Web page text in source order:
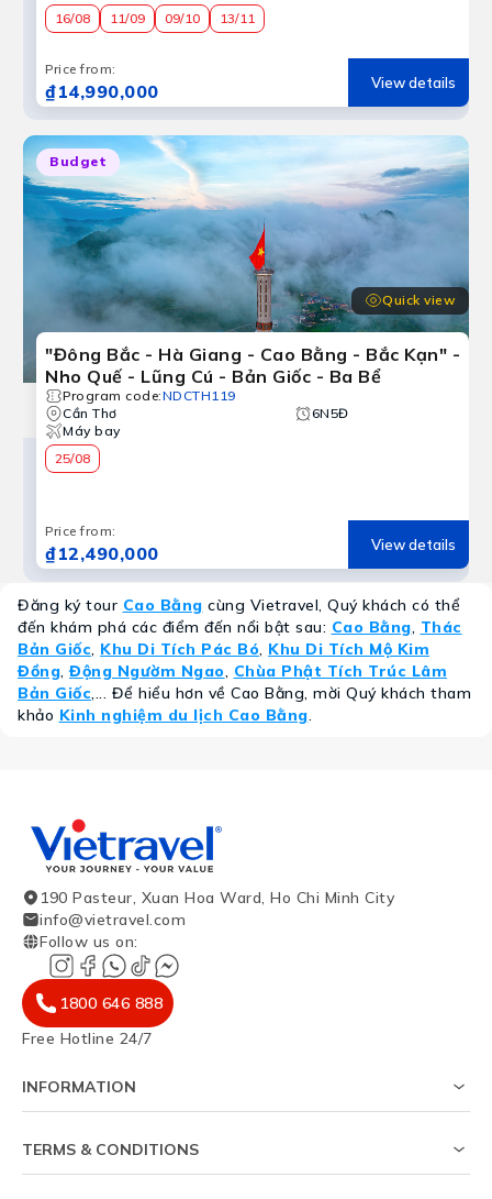
16/08
11/09 09/10 13/11
Price from:
₫14,990,000 View details
Budget
Quick view
"Đông Bắc - Hà Giang - Cao Bằng - Bắc Kạn" -
Nho Quế - Lũng Cú - Bản Giốc - Ba Bể
Program code:NDCTH119
Cần Thơ
6N5Đ
Máy bay
25/08
Price from:
₫12,490,000 View details
Đăng ký tour Cao Bằng cùng Vietravel, Quý khách có thể
đến khám phá các điểm đến nổi bật sau: Cao Bằng, Thác
Bản Giốc, Khu Di Tích Pác Bó, Khu Di Tích Mộ Kim
Đồng,Động Ngườm Ngao, Chùa Phật Tích Trúc Lâm
Bản Giốc,... Để hiểu hơn về Cao Bằng, mời Quý khách tham
khảo Kinh nghiệm du lịch Cao Bằng.
190 Pasteur, Xuan Hoa Ward, Ho Chi Minh City
info@vietravel.com
Follow us on:
1800 646 888
Free Hotline 24/7
INFORMATION
Survey on visa success rate
TERMS & CONDITIONS